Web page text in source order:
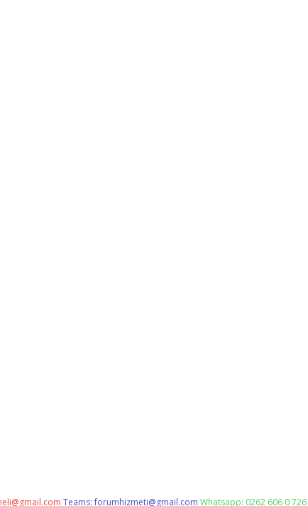
Teams:forumhizmeti@gmail.com Whatsapp: 0262 606 0 726